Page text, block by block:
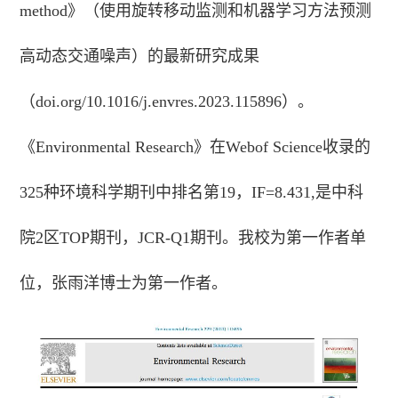
method》（使用旋转移动监测和机器学习方法预测
高动态交通噪声）的最新研究成果
（doi.org/10.1016/j.envres.2023.115896）。
《Environmental Research》在Webof Science收录的
325种环境科学期刊中排名第19，IF=8.431,是中科
院2区TOP期刊，JCR-Q1期刊。我校为第一作者单
位，张雨洋博士为第一作者。